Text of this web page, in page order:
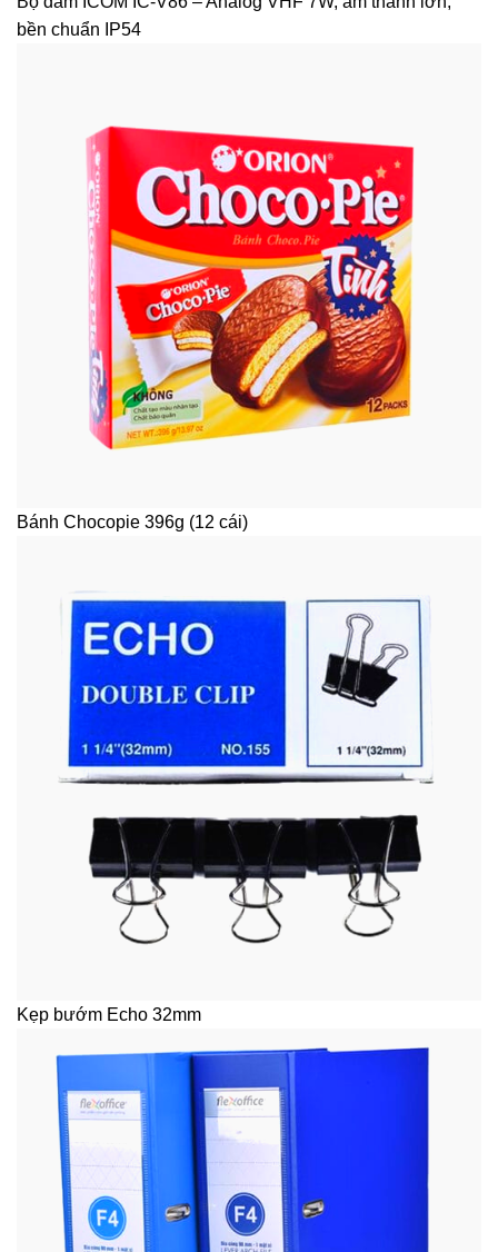
bền chuẩn IP54
Bánh Chocopie 396g (12 cái)
Kẹp bướm Echo 32mm